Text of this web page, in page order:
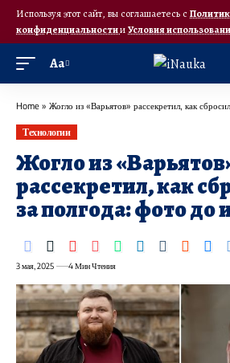
Используя этот сайт, вы соглашаетесь с
конфиденциальностииУсловия
Аа
Home » Жогло из «Варьятов» рассекретил, как сбросил 54
Технологии
Жогло из
рассекретил, как
за полгода: фото до
3 мая, 2025 4 Мин Чтения